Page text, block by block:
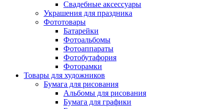
Свадебные аксессуары
Украшения для праздника
Фототовары
Батарейки
Фотоальбомы
Фотоаппараты
Фотобутафория
Фоторамки
Товары для художников
Бумага для рисования
Альбомы для рисования
Бумага для графики